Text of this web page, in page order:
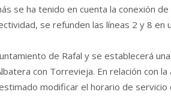
se ha tenido en cuenta la conexión de
se refunden las líneas 2 y 8 en
de Rafal y se establecerá
con Torrevieja. En relación con
modificar el horario de servicio